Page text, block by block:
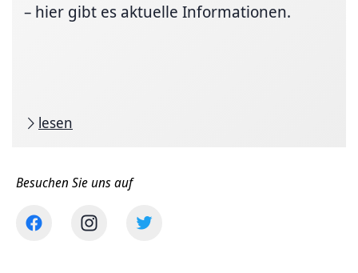
– hier gibt es aktuelle Informationen.
lesen
Besuchen Sie uns auf